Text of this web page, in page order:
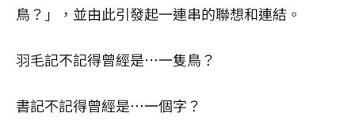
鳥？」，並由此引發起一連串的聯想和連結。
羽毛記不記得曾經是⋯一隻鳥？
書記不記得曾經是⋯一個字？